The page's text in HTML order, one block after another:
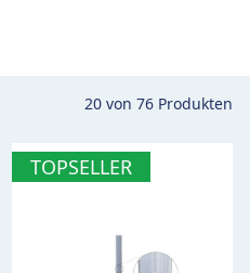
20 von 76 Produkten
TOPSELLER